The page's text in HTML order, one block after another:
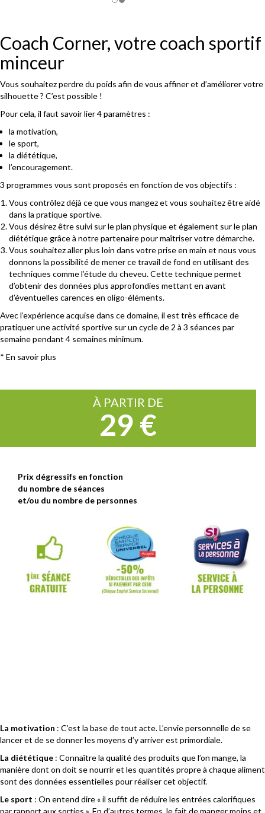
Coach Corner, votre coach sportif
minceur
Vous souhaitez perdre du poids afin de vous affiner et d’améliorer votre
silhouette ? C’est possible !
Pour cela, il faut savoir lier 4 paramètres :
la motivation,
le sport,
la diététique,
l’encouragement.
3 programmes vous sont proposés en fonction de vos objectifs :
Vous contrôlez déjà ce que vous mangez et vous souhaitez être aidé
dans la pratique sportive.
Vous désirez être suivi sur le plan physique et également sur le plan
diététique grâce à notre partenaire pour maîtriser votre démarche.
Vous souhaitez aller plus loin dans votre prise en main et nous vous
donnons la possibilité de mener ce travail de fond en utilisant des
techniques comme l’étude du cheveu. Cette technique permet
d’obtenir des données plus approfondies mettant en avant
d’éventuelles carences en oligo-éléments.
Avec l’expérience acquise dans ce domaine, il est très efficace de
pratiquer une activité sportive sur un cycle de 2 à 3 séances par
semaine pendant 4 semaines minimum.
* En savoir plus
À PARTIR DE
29 €
Prix dégressifs en fonction
du nombre de séances
et/ou du nombre de personnes
La motivation : C’est la base de tout acte. L’envie personnelle de se
lancer et de se donner les moyens d’y arriver est primordiale.
La diététique : Connaître la qualité des produits que l’on mange, la
manière dont on doit se nourrir et les quantités propre à chaque aliment
sont des données essentielles pour réaliser cet objectif.
Le sport : On entend dire « il suffit de réduire les entrées calorifiques
par rapport aux sorties ». En d’autres termes, le fait de manger moins et